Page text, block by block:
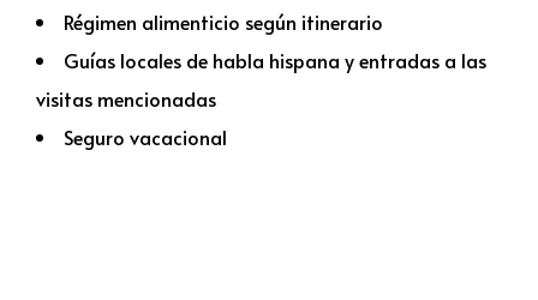
Régimen alimenticio según itinerario
Guías locales de habla hispana y entradas a las
visitas mencionadas
Seguro vacacional